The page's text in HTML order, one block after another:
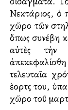
Νεκτάριος, ὁ
χῶρο τῶν
ὅπως συνέβη
αὐτὲς τὴν
τελευταῖα
ἑορτῆς του,
χῶρο τοῦ